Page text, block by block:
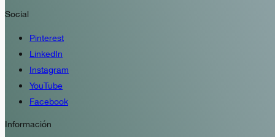
Social
Pinterest
LinkedIn
Instagram
YouTube
Facebook
Información